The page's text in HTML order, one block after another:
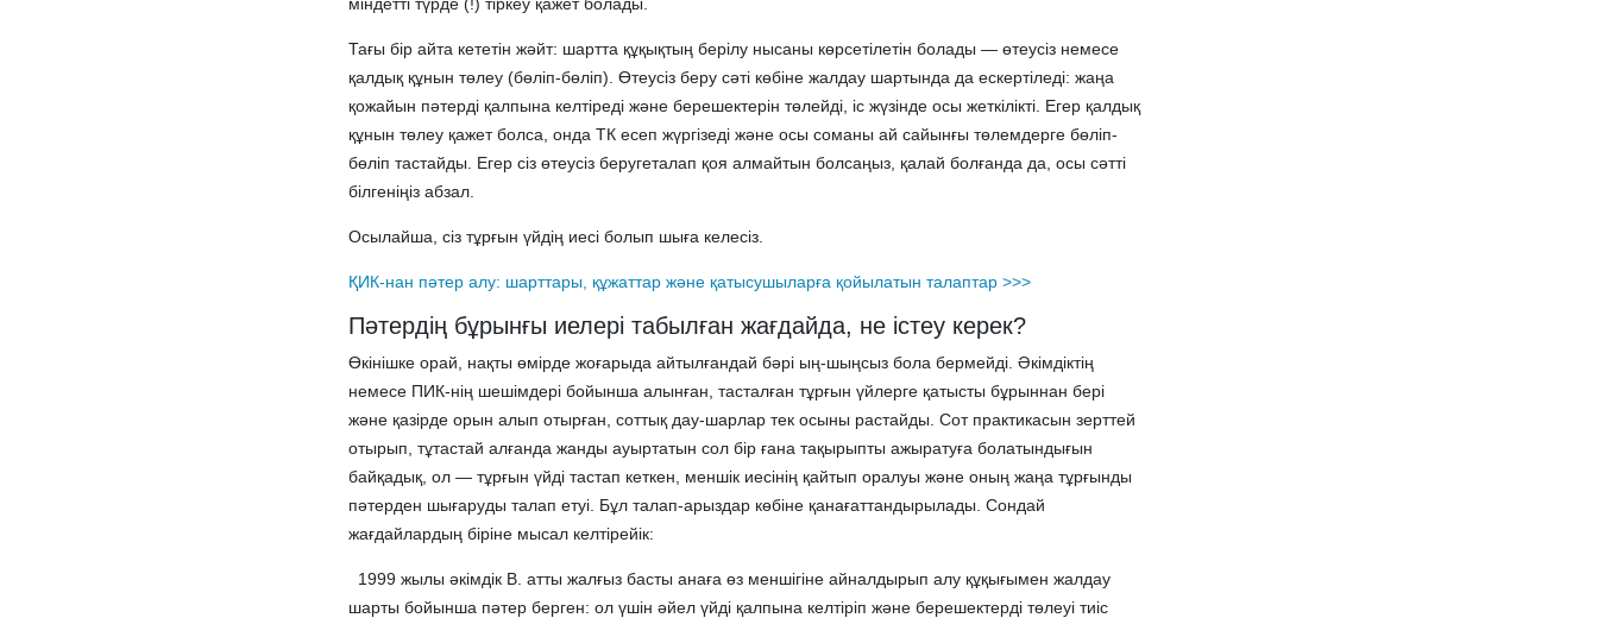
Тағы бір айта кететін жәйт: шартта құқықтың берілу нысаны көрсетілетін болады — өтеусіз немесе
қалдық құнын төлеу (бөліп-бөліп). Өтеусіз беру сәті көбіне жалдау шартында да ескертіледі: жаңа
қожайын пәтерді қалпына келтіреді және берешектерін төлейді, іс жүзінде осы жеткілікті. Егер қалдық
құнын төлеу қажет болса, онда ТК есеп жүргізеді және осы соманы ай сайынғы төлемдерге бөліп-
бөліп тастайды. Егер сіз өтеусіз беругеталап қоя алмайтын болсаңыз, қалай болғанда да, осы сәтті
білгеніңіз абзал.
Осылайша, сіз тұрғын үйдің иесі болып шыға келесіз.
ҚИК-нан пәтер алу: шарттары, құжаттар және қатысушыларға қойылатын талаптар >>>
Пәтердің бұрынғы иелері табылған жағдайда, не істеу керек?
Өкінішке орай, нақты өмірде жоғарыда айтылғандай бәрі ың-шыңсыз бола бермейді. Әкімдіктің
немесе ПИК-нің шешімдері бойынша алынған, тасталған тұрғын үйлерге қатысты бұрыннан бері
және қазірде орын алып отырған, соттық дау-шарлар тек осыны растайды. Сот практикасын зерттей
отырып, тұтастай алғанда жанды ауыртатын сол бір ғана тақырыпты ажыратуға болатындығын
байқадық, ол — тұрғын үйді тастап кеткен, меншік иесінің қайтып оралуы және оның жаңа тұрғынды
пәтерден шығаруды талап етуі. Бұл талап-арыздар көбіне қанағаттандырылады. Сондай
жағдайлардың біріне мысал келтірейік:
1999 жылы әкімдік В. атты жалғыз басты анаға өз меншігіне айналдырып алу құқығымен жалдау
шарты бойынша пәтер берген: ол үшін әйел үйді қалпына келтіріп және берешектерді төлеуі тиіс